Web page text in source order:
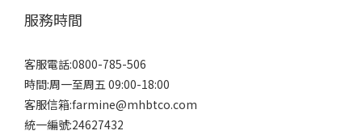
服務時間
客服電話:0800-785-506
時間:周一至周五 09:00-18:00
客服信箱:farmine@mhbtco.com
統一編號:24627432